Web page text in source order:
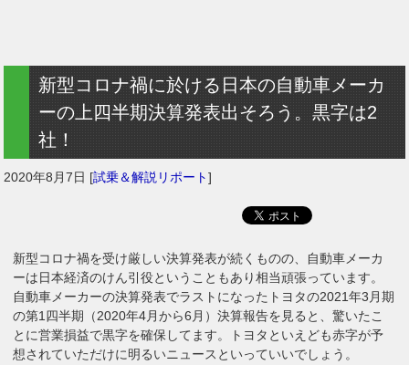
新型コロナ禍に於ける日本の自動車メーカ
ーの上四半期決算発表出そろう。黒字は2
社！
2020年8月7日 [試乗＆解説リポート]
新型コロナ禍を受け厳しい決算発表が続くものの、自動車メーカ
ーは日本経済のけん引役ということもあり相当頑張っています。
自動車メーカーの決算発表でラストになったトヨタの2021年3月期
の第1四半期（2020年4月から6月）決算報告を見ると、驚いたこ
とに営業損益で黒字を確保してます。トヨタといえども赤字が予
想されていただけに明るいニュースといっていいでしょう。